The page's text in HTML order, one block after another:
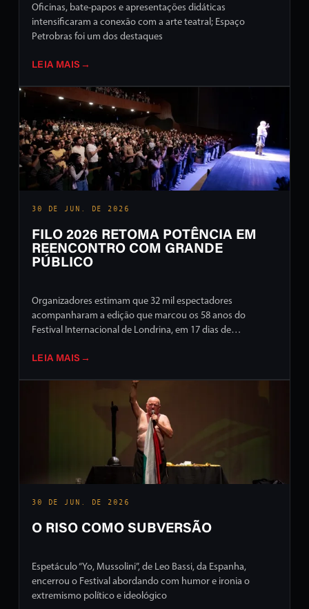
Oficinas, bate-papos e apresentações didáticas
intensificaram a conexão com a arte teatral; Espaço
Petrobras foi um dos destaques
LEIA MAIS →
30 DE JUN. DE 2026
FILO 2026 RETOMA POTÊNCIA EM
REENCONTRO COM GRANDE
PÚBLICO
Organizadores estimam que 32 mil espectadores
acompanharam a edição que marcou os 58 anos do
Festival Internacional de Londrina, em 17 dias de
LEIA MAIS →
30 DE JUN. DE 2026
O RISO COMO SUBVERSÃO
Espetáculo “Yo, Mussolini”, de Leo Bassi, da Espanha,
encerrou o Festival abordando com humor e ironia o
extremismo político e ideológico